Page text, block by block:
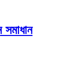
সমাধান